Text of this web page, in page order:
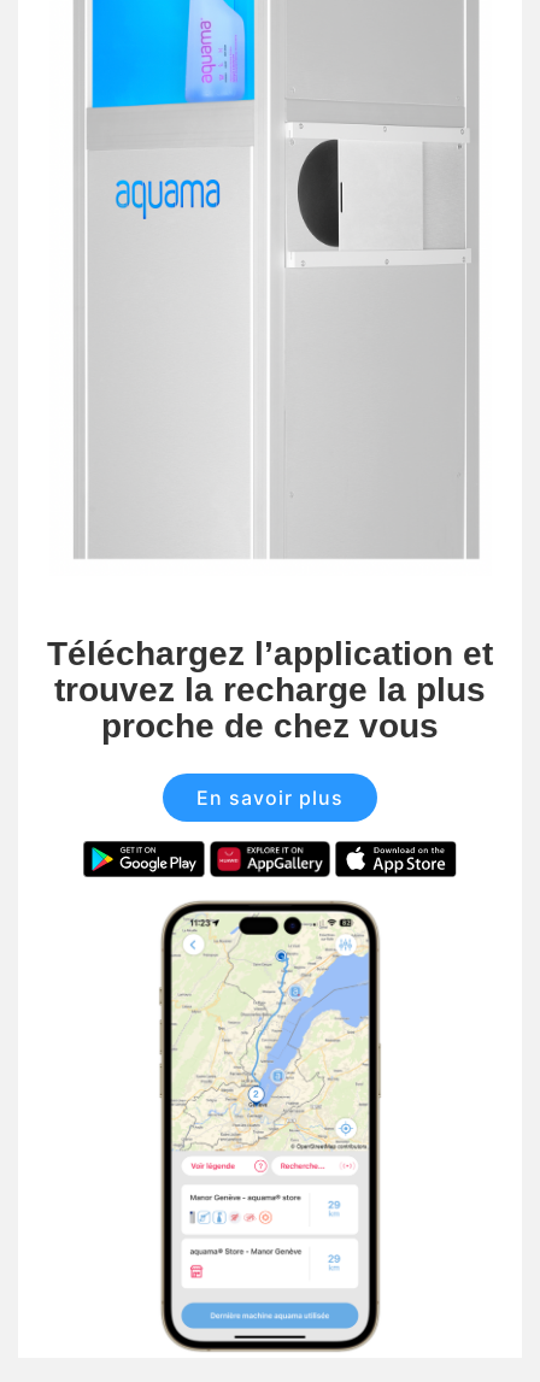
Téléchargez l’application et
trouvez la recharge la plus
proche de chez vous
En savoir plus